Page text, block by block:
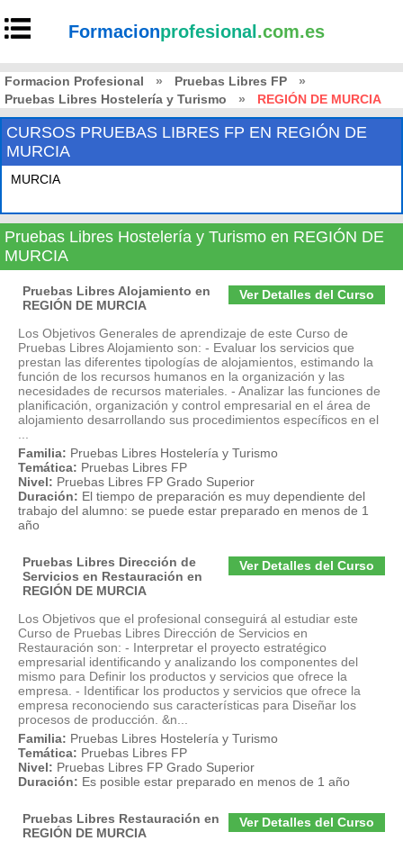
Formacionprofesional .com.es
Formacion Profesional » Pruebas Libres FP
»
Pruebas Libres Hostelería y Turismo
» REGIÓN DE MURCIA
CURSOS PRUEBAS LIBRES FP EN REGIÓN DE
MURCIA
MURCIA
Pruebas Libres Hostelería y Turismo en REGIÓN DE
MURCIA
Ver Detalles del Curso
Pruebas Libres Alojamiento en
REGIÓN DE MURCIA
Los Objetivos Generales de aprendizaje de este Curso de
Pruebas Libres Alojamiento son: - Evaluar los servicios que
prestan las diferentes tipologías de alojamientos, estimando la
función de los recursos humanos en la organización y las
necesidades de recursos materiales. - Analizar las funciones de
planificación, organización y control empresarial en el área de
alojamiento desarrollando sus procedimientos específicos en el
Familia: Pruebas Libres Hostelería y Turismo
Temática: Pruebas Libres FP
Nivel: Pruebas Libres FP Grado Superior
Duración: El tiempo de preparación es muy dependiente del
trabajo del alumno: se puede estar preparado en menos de 1
año
Ver Detalles del Curso
Pruebas Libres Dirección de
Servicios en Restauración en
REGIÓN DE MURCIA
Los Objetivos que el profesional conseguirá al estudiar este
Curso de Pruebas Libres Dirección de Servicios en
Restauración son: - Interpretar el proyecto estratégico
empresarial identificando y analizando los componentes del
mismo para Definir los productos y servicios que ofrece la
empresa. - Identificar los productos y servicios que ofrece la
empresa reconociendo sus características para Diseñar los
procesos de producción. &n...
Familia: Pruebas Libres Hostelería y Turismo
Temática: Pruebas Libres FP
Nivel: Pruebas Libres FP Grado Superior
Duración: Es posible estar preparado en menos de 1 año
Ver Detalles del Curso
Pruebas Libres Restauración en
REGIÓN DE MURCIA